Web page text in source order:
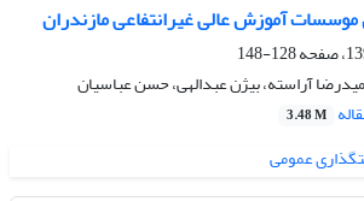
آموزش عالی غیرانتفاعی مازندران
128-148
آراسته، بیژن عبدالهی، حسن عباسیان
3.48 M